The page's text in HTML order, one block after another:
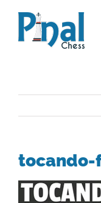
contenido
tocando-